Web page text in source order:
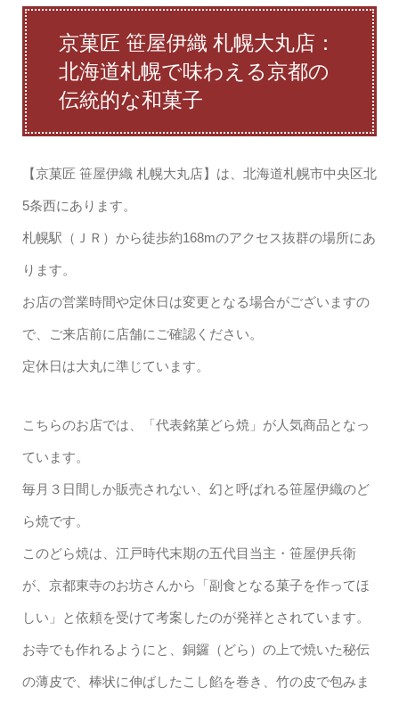
京菓匠 笹屋伊織 札幌大丸店：
北海道札幌で味わえる京都の
伝統的な和菓子
【京菓匠 笹屋伊織 札幌大丸店】は、北海道札幌市中央区北
5条西にあります。
札幌駅（ＪＲ）から徒歩約168mのアクセス抜群の場所にあ
ります。
お店の営業時間や定休日は変更となる場合がございますの
で、ご来店前に店舗にご確認ください。
定休日は大丸に準じています。
こちらのお店では、「代表銘菓どら焼」が人気商品となっ
ています。
毎月３日間しか販売されない、幻と呼ばれる笹屋伊織のど
ら焼です。
このどら焼は、江戸時代末期の五代目当主・笹屋伊兵衛
が、京都東寺のお坊さんから「副食となる菓子を作ってほ
しい」と依頼を受けて考案したのが発祥とされています。
お寺でも作れるようにと、銅鑼（どら）の上で焼いた秘伝
の薄皮で、棒状に伸ばしたこし餡を巻き、竹の皮で包みま